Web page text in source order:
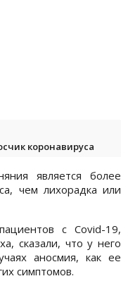
коронавируса
является более
чем лихорадка или
с Covid-19,
сказали, что у него
аносмия, как ее
симптомов.